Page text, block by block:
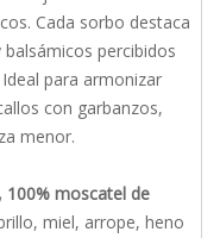
Cada sorbo destaca
percibidos
para armonizar
con garbanzos,
menor.
100% moscatel de
miel, arrope, heno